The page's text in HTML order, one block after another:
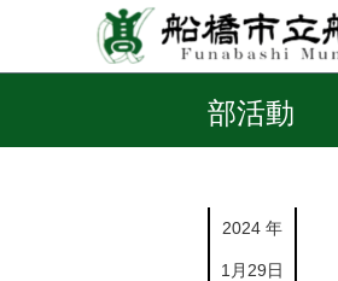
部活動
2024 年
1月29日